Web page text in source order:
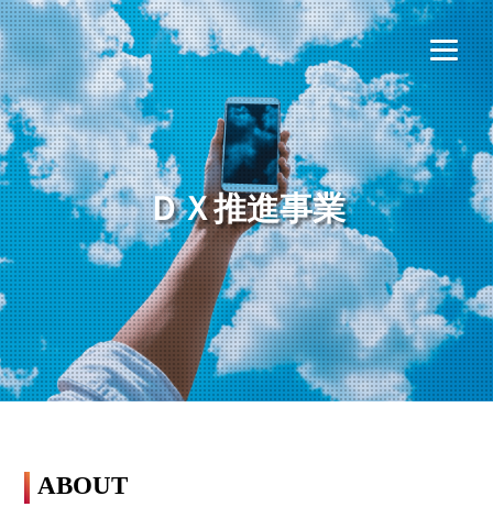
to
content
HOME
公社について
ふるさと納税
ニュース
事業内容
ＤＸ推進事業
ABOUT